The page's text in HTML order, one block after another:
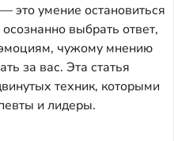
это умение остановиться
выбрать ответ,
чужому мнению
за вас. Эта статья
техник, которыми
и лидеры.